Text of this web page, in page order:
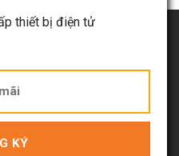
thiết bị điện tử